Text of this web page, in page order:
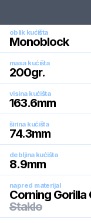
oblik kućišta
Monoblock
masa kućišta
200gr.
visina kućišta
163.6mm
širina kućišta
74.3mm
debljina kućišta
8.9mm
napred materijal
Corning Gorilla
Staklo